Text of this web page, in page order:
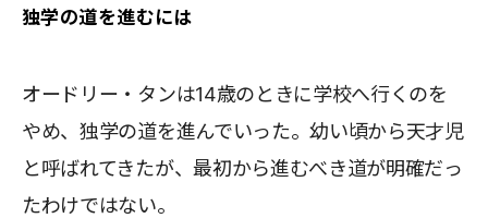
独学の道を進むには
オードリー・タンは14歳のときに学校へ行くのを
やめ、独学の道を進んでいった。幼い頃から天才児
と呼ばれてきたが、最初から進むべき道が明確だっ
たわけではない。